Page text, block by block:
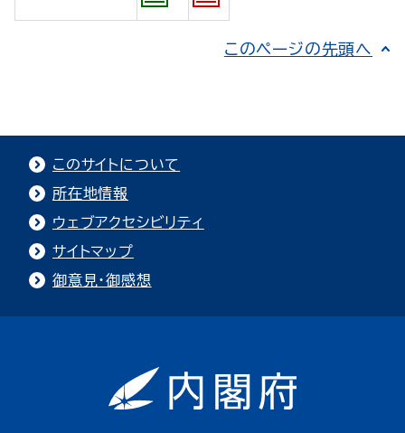
このページの先頭へ
このサイトについて
所在地情報
ウェブアクセシビリティ
サイトマップ
御意見・御感想